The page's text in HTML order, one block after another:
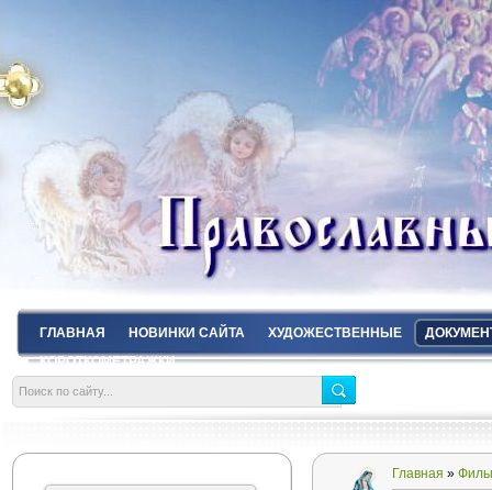
ГЛАВНАЯ НОВИНКИ САЙТА ХУДОЖЕСТВЕННЫЕ
КОРОТКОМЕТРАЖКИ
Главная »